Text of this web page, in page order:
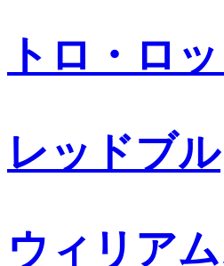
トロ・ロ
レッドブル
ウィリア